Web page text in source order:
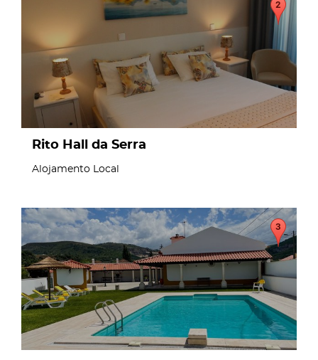
Rito Hall da Serra
Alojamento Local
page